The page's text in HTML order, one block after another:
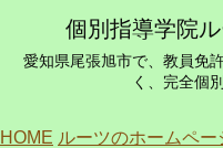
個別指導学院
愛知県尾張旭市で、教員免
く、完全個
HOME ルーツのホームペー